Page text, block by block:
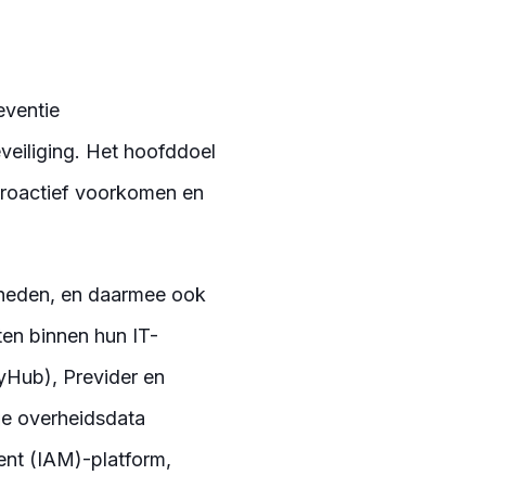
Het hoofddoel
voorkomen en
en daarmee ook
binnen hun IT-
Previder en
overheidsdata
(IAM)-platform,